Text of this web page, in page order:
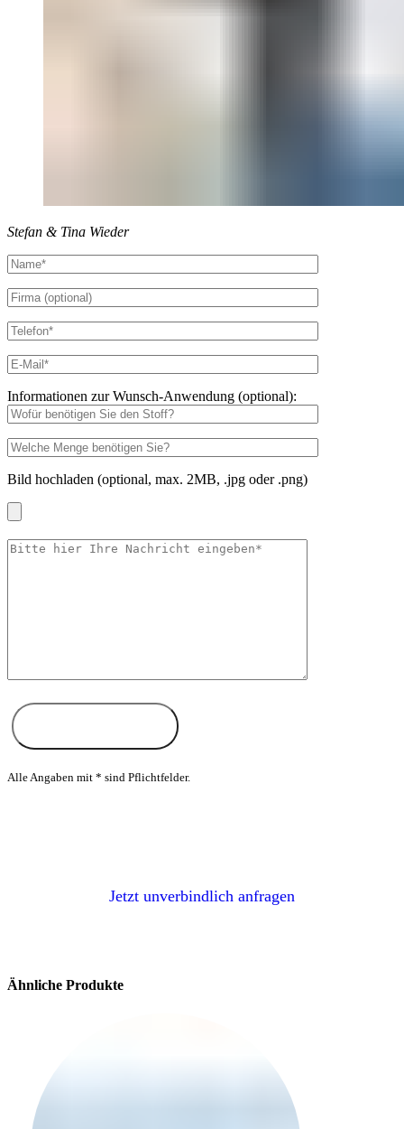
Stefan & Tina Wieder
Informationen zur Wunsch-Anwendung (optional):
Bild hochladen (optional, max. 2MB, .jpg oder .png)
Alle Angaben mit * sind Pflichtfelder.
Jetzt unverbindlich anfragen
Ähnliche Produkte